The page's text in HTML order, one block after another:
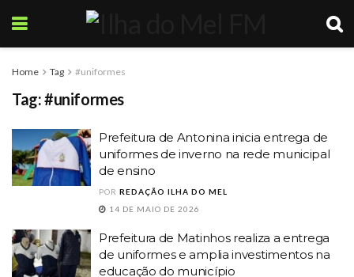
Home Tag #uniformes
Tag:#uniformes
Prefeitura de Antonina inicia entrega de
uniformes de inverno na rede municipal
de ensino
POR REDAÇÃO ILHA DO MEL
14 DE MAIO DE 2026
Prefeitura de Matinhos realiza a entrega
de uniformes e amplia investimentos na
educação do município